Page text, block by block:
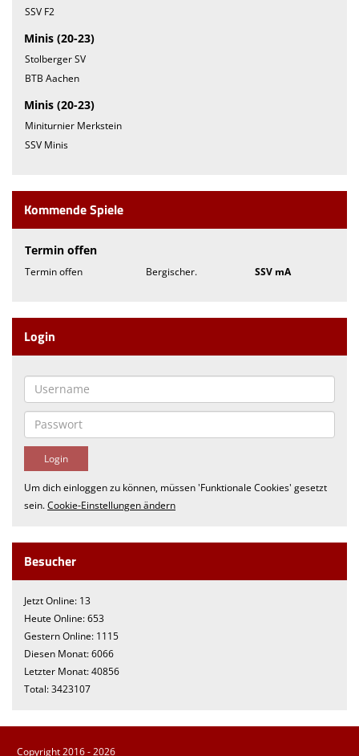
SSV F2
Minis (20-23)
Stolberger SV
BTB Aachen
Minis (20-23)
Miniturnier Merkstein
SSV Minis
Kommende Spiele
Termin offen
Termin offen Bergischer. SSV mA
Login
Um dich einloggen zu können, müssen 'Funktionale Cookies' gesetzt
sein.Cookie-Einstellungen ändern
Besucher
Jetzt Online: 13
Heute Online: 653
Gestern Online: 1115
Diesen Monat: 6066
Letzter Monat: 40856
Total: 3423107
Copyright 2016 - 2026